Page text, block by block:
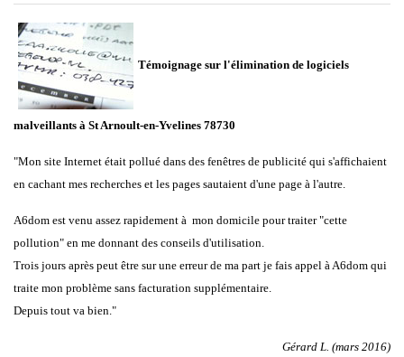
Témoignage sur l'élimination de logiciels
malveillants à St Arnoult-en-Yvelines 78730
"Mon site Internet était pollué dans des fenêtres de publicité qui s'affichaient
en cachant mes recherches et les pages sautaient d'une page à l'autre.
A6dom est venu assez rapidement à mon domicile pour traiter "cette
pollution" en me donnant des conseils d'utilisation.
Trois jours après peut être sur une erreur de ma part je fais appel à A6dom qui
traite mon problème sans facturation supplémentaire.
Depuis tout va bien."
Gérard L. (mars 2016)